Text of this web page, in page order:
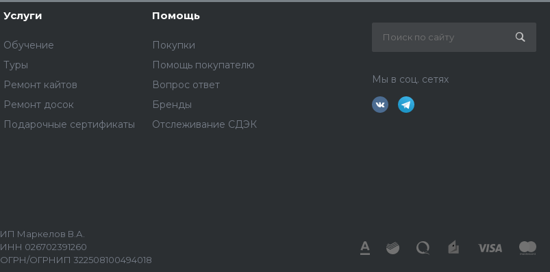
Услуги
Обучение
Туры
Ремонт кайтов
Ремонт досок
Подарочные сертификаты
Помощь
Покупки
Помощь покупателю
Вопрос ответ
Бренды
Отслеживание СДЭК
Мы в соц. сетях
ИП Маркелов В.А.
ИНН 026702391260
ОГРН/ОГРНИП 322508100494018